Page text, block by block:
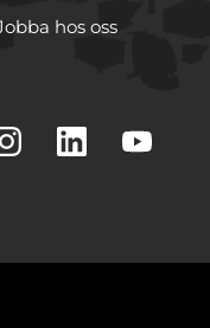
vidarebefordrar även
annons- och
hos oss